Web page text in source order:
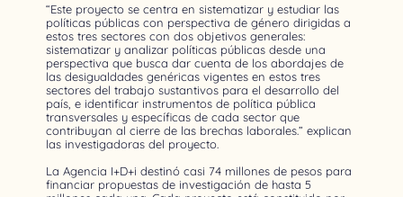
“Este proyecto se centra en sistematizar y estudiar las
políticas públicas con perspectiva de género dirigidas a
estos tres sectores con dos objetivos generales:
sistematizar y analizar políticas públicas desde una
perspectiva que busca dar cuenta de los abordajes de
las desigualdades genéricas vigentes en estos tres
sectores del trabajo sustantivos para el desarrollo del
país, e identificar instrumentos de política pública
transversales y específicas de cada sector que
contribuyan al cierre de las brechas laborales.” explican
las investigadoras del proyecto.
La Agencia I+D+i destinó casi 74 millones de pesos para
financiar propuestas de investigación de hasta 5